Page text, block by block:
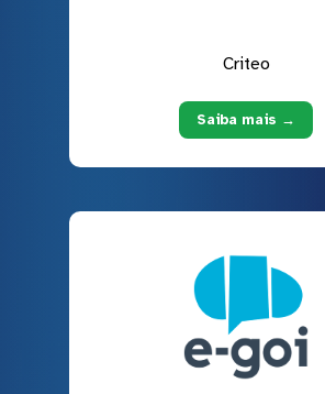
Criteo
Saiba mais →